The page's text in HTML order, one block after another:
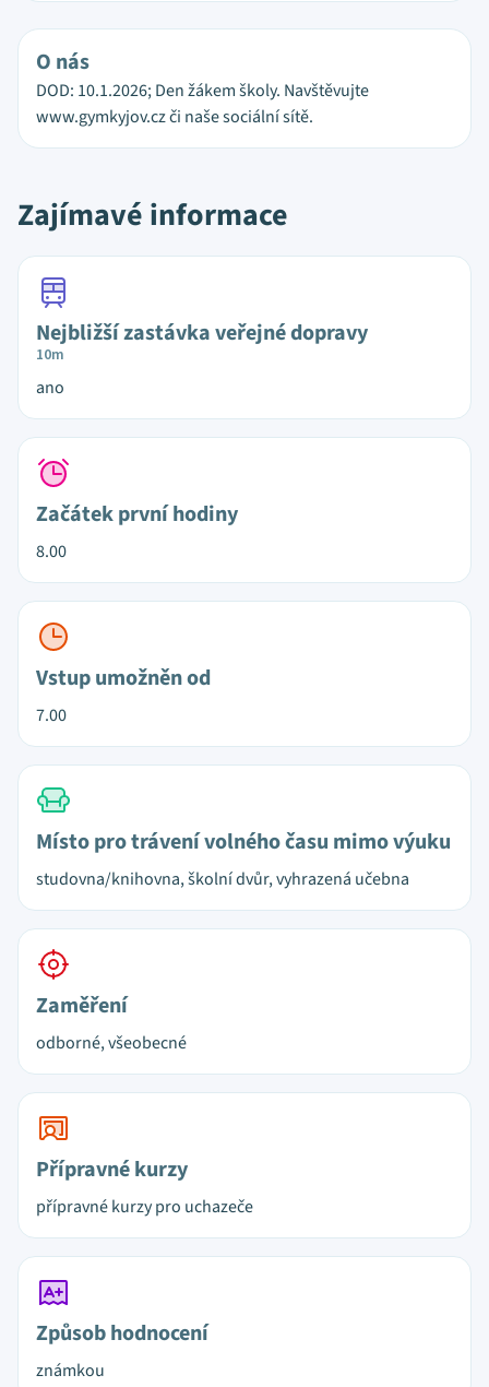
O nás
DOD: 10.1.2026; Den žákem školy. Navštěvujte
www.gymkyjov.cz či naše sociální sítě.
Zajímavé informace
Nejbližší zastávka veřejné dopravy
10m
ano
Začátek první hodiny
8.00
Vstup umožněn od
7.00
Místo pro trávení volného času mimo výuku
studovna/knihovna, školní dvůr, vyhrazená učebna
Zaměření
odborné, všeobecné
Přípravné kurzy
přípravné kurzy pro uchazeče
Způsob hodnocení
známkou